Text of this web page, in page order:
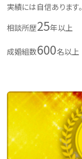
実績には自信あります。
相談所歴25年以上
成婚組数600名以上